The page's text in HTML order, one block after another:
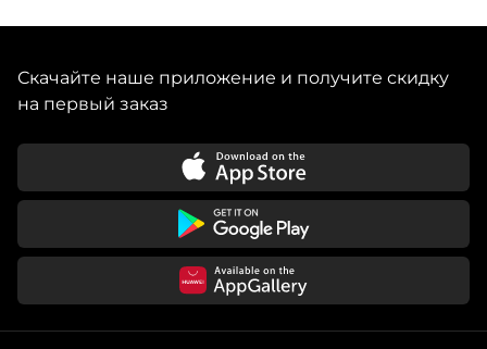
Скачайте наше приложение и получите скидку
на первый заказ